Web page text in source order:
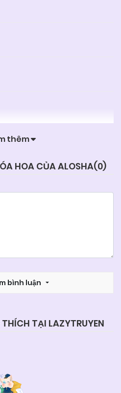
thêm
HOA CỦA ALOSHA(0)
bình luận
TẠI LAZYTRUYEN